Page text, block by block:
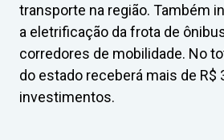
transporte na região. Também
a eletrificação da frota de
corredores de mobilidade. No
do estado receberá mais de R$
investimentos.